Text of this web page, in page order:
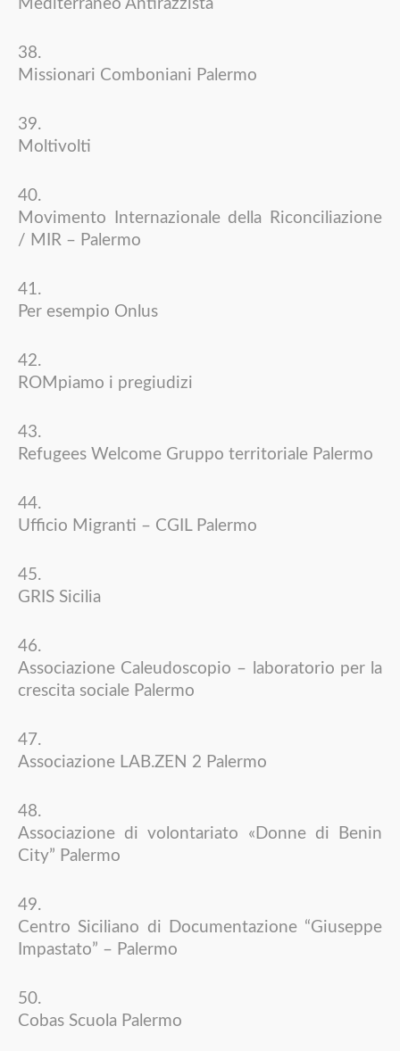
Mediterraneo Antirazzista
Missionari Comboniani Palermo
Moltivolti
Movimento Internazionale della Riconciliazione
/ MIR – Palermo
Per esempio Onlus
ROMpiamo i pregiudizi
Refugees Welcome Gruppo territoriale Palermo
Ufficio Migranti – CGIL Palermo
GRIS Sicilia
Associazione Caleudoscopio – laboratorio per la
crescita sociale Palermo
Associazione LAB.ZEN 2 Palermo
Associazione di volontariato «Donne di Benin
City” Palermo
Centro Siciliano di Documentazione “Giuseppe
Impastato” – Palermo
Cobas Scuola Palermo